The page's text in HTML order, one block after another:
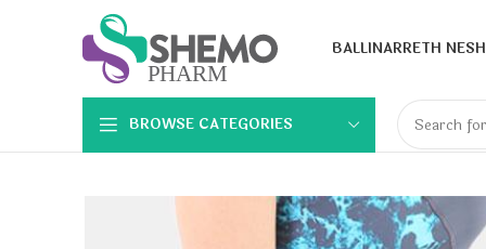
BALLINARRETH NESH
BROWSE CATEGORIES